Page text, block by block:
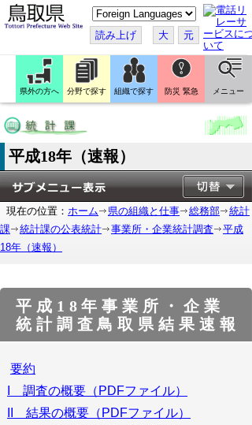
こ
の
ペ
ー
ジ
翻
訳
す
読み上げ 大 元
県外の方へ 分野で探す 組織で探す 防災 緊急 メニュー
平成18年（速報）
現在の位置： ホーム 県の組織と仕事 総務部
統計
課
統計課の公表統計 事業所・企業統計調査
平成
18年（速報）
平成18年事業所・企業
統計調査鳥取県結果速報
要約
I 調査の概要（PDFファイル）
II 結果の概要（PDFファイル）